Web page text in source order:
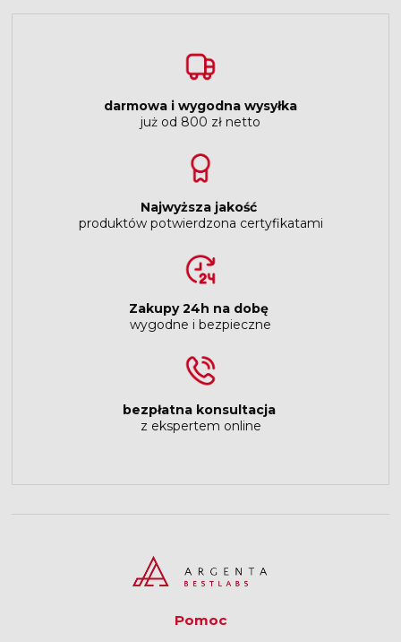
darmowa i wygodna wysyłka
już od 800 zł netto
Najwyższa jakość
produktów potwierdzona certyfikatami
Zakupy 24h na dobę
wygodne i bezpieczne
bezpłatna konsultacja
z ekspertem online
Pomoc